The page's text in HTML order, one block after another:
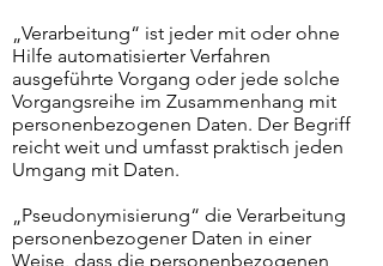
„Verarbeitung“ ist jeder mit oder ohne
Hilfe automatisierter Verfahren
ausgeführte Vorgang oder jede solche
Vorgangsreihe im Zusammenhang mit
personenbezogenen Daten. Der Begriff
reicht weit und umfasst praktisch jeden
Umgang mit Daten.
„Pseudonymisierung“ die Verarbeitung
personenbezogener Daten in einer
Weise, dass die personenbezogenen